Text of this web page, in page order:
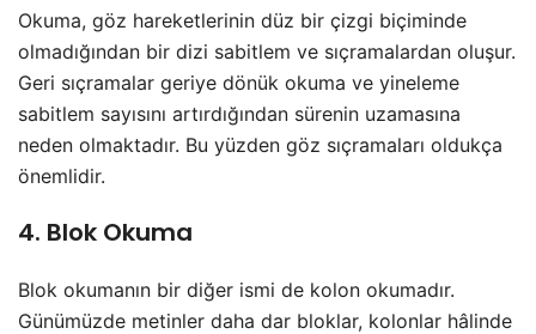
Okuma, göz hareketlerinin düz bir çizgi biçiminde
olmadığından bir dizi sabitlem ve sıçramalardan oluşur.
Geri sıçramalar geriye dönük okuma ve yineleme
sabitlem sayısını artırdığından sürenin uzamasına
neden olmaktadır. Bu yüzden göz sıçramaları oldukça
önemlidir.
4. Blok Okuma
Blok okumanın bir diğer ismi de kolon okumadır.
Günümüzde metinler daha dar bloklar, kolonlar hâlinde